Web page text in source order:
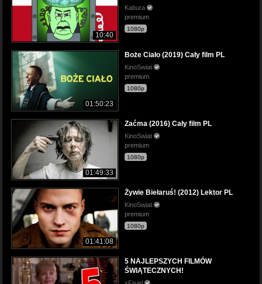
10:40
Kabura
premium
1080p
01:50:23
Boże Ciało (2019) Cały film PL
KinoSwiat
premium
1080p
01:49:33
Zaćma (2016) Cały film PL
KinoSwiat
premium
1080p
01:41:08
Żywie Biełaruś! (2012) Lektor PL
KinoSwiat
premium
1080p
5 NAJLEPSZYCH FILMÓW
ŚWIĄTECZNYCH!